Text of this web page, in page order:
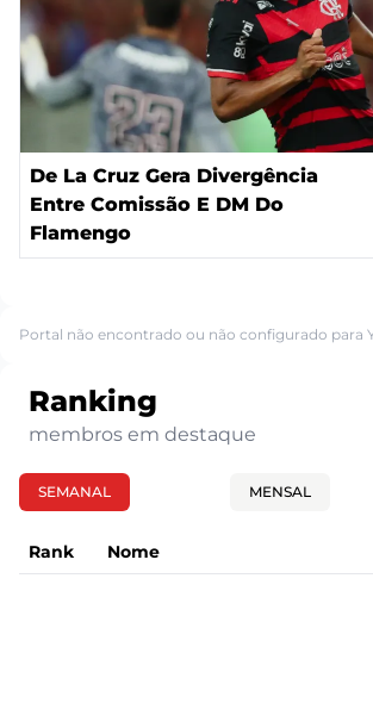
De La Cruz Gera Divergência
Entre Comissão E DM Do
Flamengo
Portal não encontrado ou não configurado para
Ranking
membros em destaque
SEMANAL MENSAL
Rank Nome